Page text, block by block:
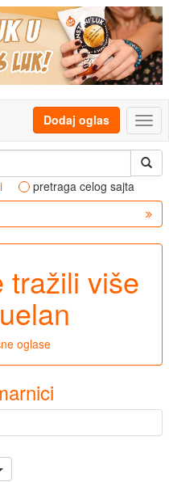
Dodaj oglas
pretraga celog sajta
tražili više
oglase